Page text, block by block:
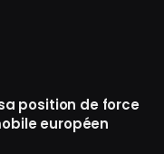
position de force
européen